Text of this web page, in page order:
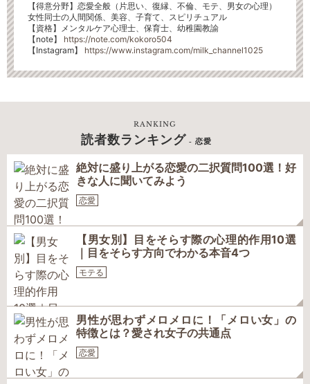
【得意分野】恋愛全般（片思い、復縁、不倫、モテ、男女の心理）
女性同士の人間関係、美容、子育て、スピリチュアル
【資格】メンタルケア心理士、保育士、幼稚園教諭
【note】 https://note.com/kokoro504
【Instagram】 https://www.instagram.com/milk_channel1025
RANKING
読者数ランキング - 恋愛
絶対に盛り上がる恋愛の二択質問100選！好
きな人に聞いてみよう
恋愛
【男女別】目をそらす際の心理的作用10選
｜目をそらす方向でわかる本音4つ
モテる
男性が思わずメロメロに！「メロい女」の
特徴とは？愛され女子の共通点
恋愛